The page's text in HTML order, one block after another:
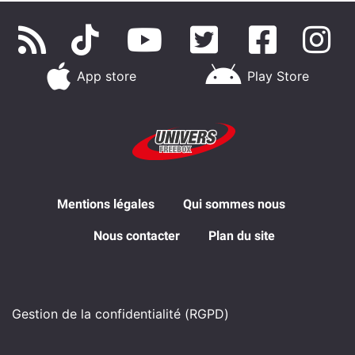
App store Play Store
Mentions légales Qui sommes nous
Nous contacter Plan du site
Gestion de la confidentialité (RGPD)